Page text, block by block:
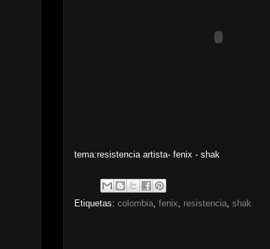
tema:resistencia artista- fenix - shak
Etiquetas: colombia, fenix, resistencia, shak